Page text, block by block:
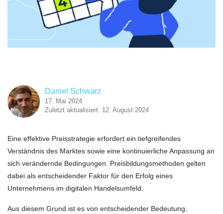
Daniel Schwarz
17. Mai 2024
Zuletzt aktualisiert: 12. August 2024
Eine effektive Preisstrategie erfordert ein tiefgreifendes
Verständnis des Marktes sowie eine kontinuierliche Anpassung an
sich verändernde Bedingungen. Preisbildungsmethoden gelten
dabei als entscheidender Faktor für den Erfolg eines
Unternehmens im digitalen Handelsumfeld.
Aus diesem Grund ist es von entscheidender Bedeutung,